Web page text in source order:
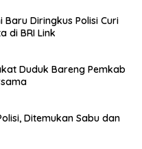
Baru Diringkus Polisi Curi
di BRI Link
Duduk Bareng Pemkab
Ditemukan Sabu dan